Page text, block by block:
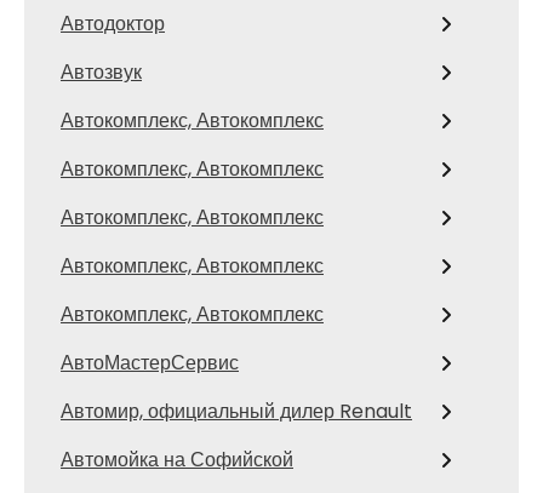
Автодоктор
Автозвук
Автокомплекс, Автокомплекс
Автокомплекс, Автокомплекс
Автокомплекс, Автокомплекс
Автокомплекс, Автокомплекс
Автокомплекс, Автокомплекс
АвтоМастерСервис
Автомир, официальный дилер Renault
Автомойка на Софийской